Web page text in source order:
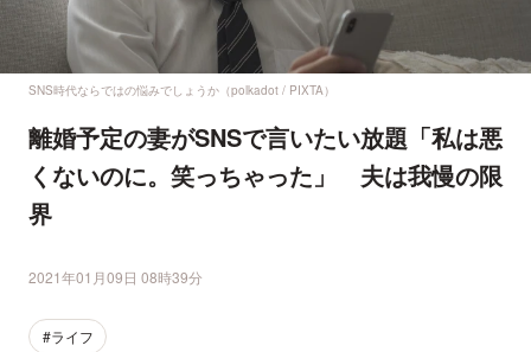
SNS時代ならではの悩みでしょうか（polkadot / PIXTA）
離婚予定の妻がSNSで言いたい放題「私は悪
くないのに。笑っちゃった」 夫は我慢の限
界
2021年01月09日 08時39分
#ライフ